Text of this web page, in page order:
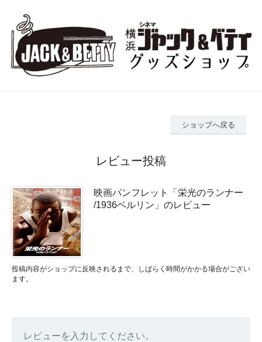
ショップへ戻る
レビュー投稿
映画パンフレット「栄光のランナー
/1936ベルリン」のレビュー
投稿内容がショップに反映されるまで、しばらく時間がかかる場合がござい
ます。
レビューを入力してください。